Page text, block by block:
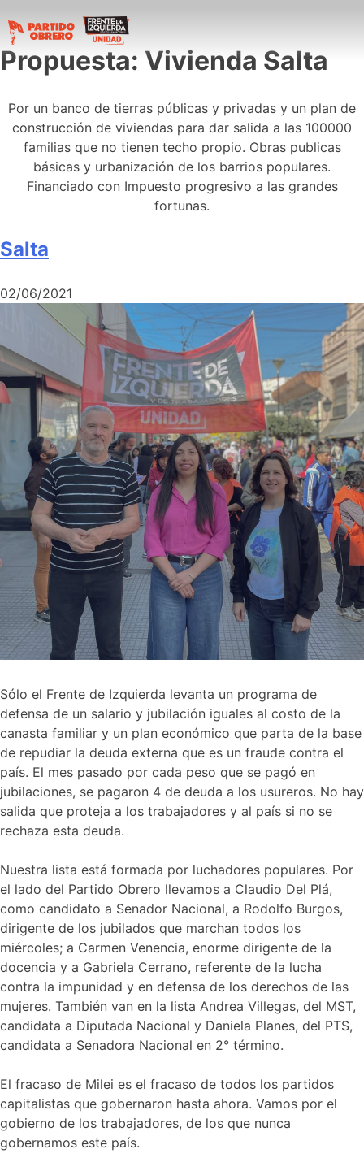
Propuesta: Vivienda Salta
Por un banco de tierras públicas y privadas y un plan de
construcción de viviendas para dar salida a las 100000
familias que no tienen techo propio. Obras publicas
básicas y urbanización de los barrios populares.
Financiado con Impuesto progresivo a las grandes
fortunas.
Salta
02/06/2021
Sólo el Frente de Izquierda levanta un programa de
defensa de un salario y jubilación iguales al costo de la
canasta familiar y un plan económico que parta de la base
de repudiar la deuda externa que es un fraude contra el
país. El mes pasado por cada peso que se pagó en
jubilaciones, se pagaron 4 de deuda a los usureros. No hay
salida que proteja a los trabajadores y al país si no se
rechaza esta deuda.
Nuestra lista está formada por luchadores populares. Por
el lado del Partido Obrero llevamos a Claudio Del Plá,
como candidato a Senador Nacional, a Rodolfo Burgos,
dirigente de los jubilados que marchan todos los
miércoles; a Carmen Venencia, enorme dirigente de la
docencia y a Gabriela Cerrano, referente de la lucha
contra la impunidad y en defensa de los derechos de las
mujeres. También van en la lista Andrea Villegas, del MST,
candidata a Diputada Nacional y Daniela Planes, del PTS,
candidata a Senadora Nacional en 2° término.
El fracaso de Milei es el fracaso de todos los partidos
capitalistas que gobernaron hasta ahora. Vamos por el
gobierno de los trabajadores, de los que nunca
gobernamos este país.